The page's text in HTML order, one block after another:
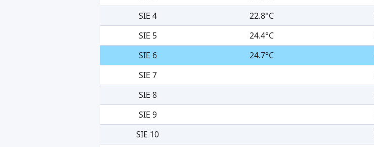
SIE 4
22.8°C
SIE 5
24.4°C
SIE 6
24.7°C
SIE 7
SIE 8
SIE 9
SIE 10